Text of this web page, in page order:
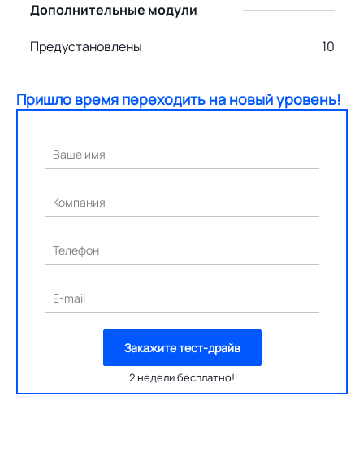
Дополнительные модули
Предустановлены 10
Пришло время переходить на новый уровень!
Ваше имя
Компания
Телефон
E-mail
Закажите тест-драйв
2 недели бесплатно!